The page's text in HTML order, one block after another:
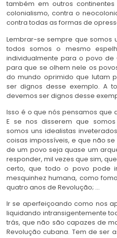
também em outros
colonialismo, contra o
contra todas as formas de
Lembrar-se sempre que somos
todos somos o mesmo
individualmente para o povo
para que se olhem nele os
do mundo oprimido que lutam
ser dignos desse exemplo. A
devemos ser dignos desse
Isso é o que nós pensamos que
E se nos disserem que
somos uns idealistas
coisas impossíveis, e que não
de um povo seja quase um
responder, mil vezes que sim,
certo, que todo o povo pode
mesquinhez humana, como
quatro anos de Revolução; …
Ir se aperfeiçoando como nos
liquidando intransigentemente
trás, que não são capazes de
Revolução cubana. Tem de ser